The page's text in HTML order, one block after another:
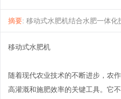
摘要: 移动式水肥机结合水肥一体
移动式水肥机
随着现代农业技术的不断进步，农
高灌溉和施肥效率的关键工具。它